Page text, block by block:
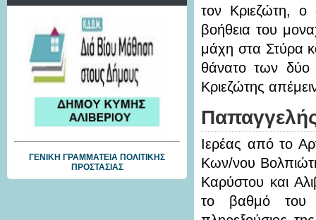
ΓΕΝΙΚΗ ΓΡΑΜΜΑΤΕΙΑ ΠΟΛΙΤΙΚΗΣ
ΠΡΟΣΤΑΣΙΑΣ
τον Κριεζώτη, ο
βοήθεια του
μάχη στα Στύρα
θάνατο των δύο
Κριεζώτης
Ιερέας από το
Κων/νου
Καρύστου και
το βαθμό του